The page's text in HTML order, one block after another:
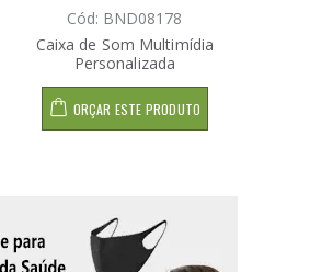
Cód: BND08178
Caixa de Som Multimídia
Personalizada
ORÇAR ESTE PRODUTO